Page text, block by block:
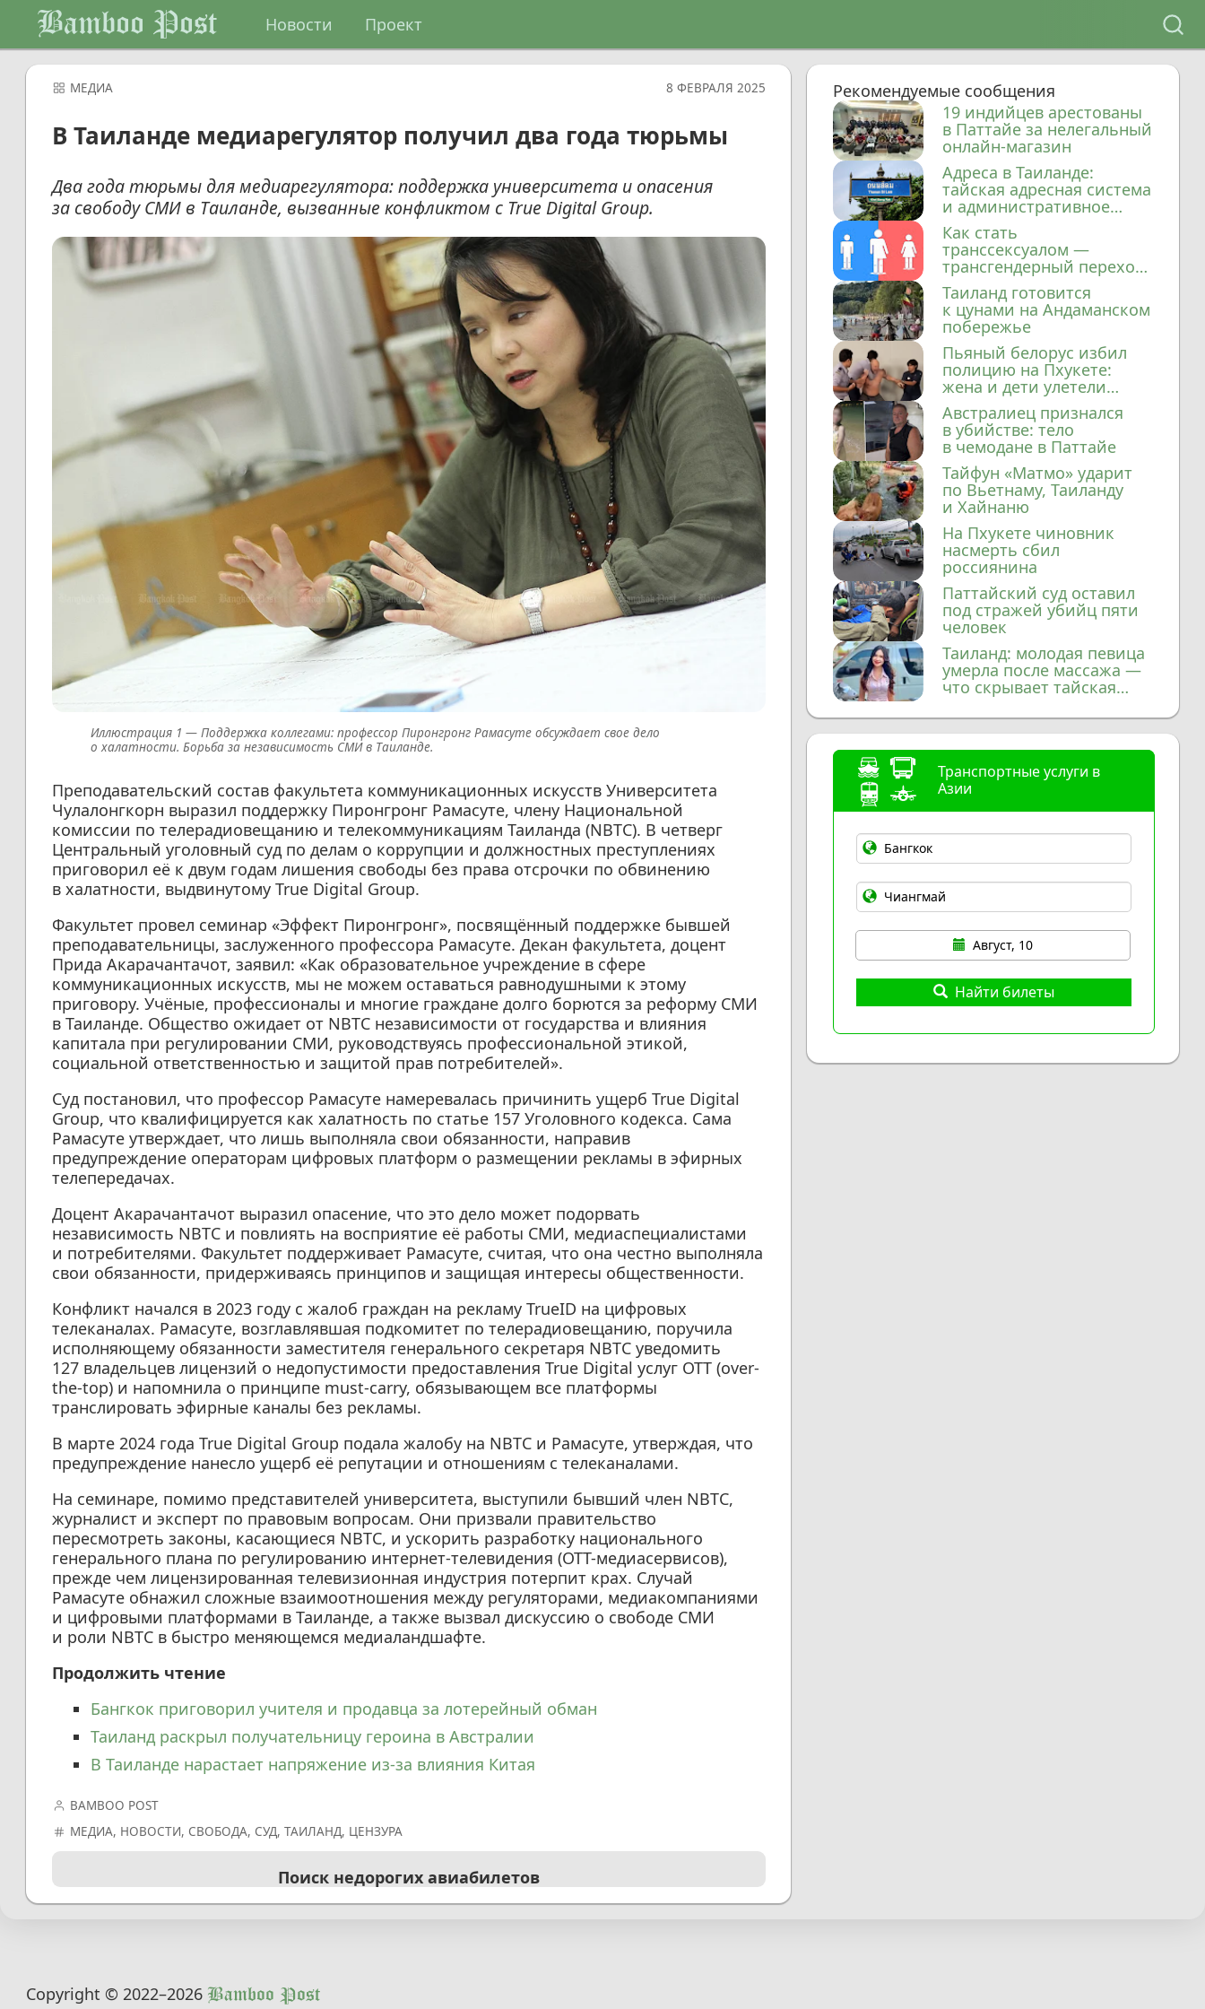
Bamboo Post Новости Проект
МЕДИА 8 ФЕВРАЛЯ 2025
В Таиланде медиарегулятор получил два года тюрьмы
Два года тюрьмы для медиарегулятора: поддержка университета и опасения
за свободу СМИ в Таиланде, вызванные конфликтом с True Digital Group.
Поддержка коллегами: профессор Пиронгронг Рамасуте обсуждает свое дело
о халатности. Борьба за независимость СМИ в Таиланде.
Преподавательский состав факультета коммуникационных искусств Университета
Чулалонгкорн выразил поддержку Пиронгронг Рамасуте, члену Национальной
комиссии по телерадиовещанию и телекоммуникациям Таиланда (NBTC). В четверг
Центральный уголовный суд по делам о коррупции и должностных преступлениях
приговорил её к двум годам лишения свободы без права отсрочки по обвинению
в халатности, выдвинутому True Digital Group.
Факультет провел семинар «Эффект Пиронгронг», посвящённый поддержке бывшей
преподавательницы, заслуженного профессора Рамасуте. Декан факультета, доцент
Прида Акарачантачот, заявил: «Как образовательное учреждение в сфере
коммуникационных искусств, мы не можем оставаться равнодушными к этому
приговору. Учёные, профессионалы и многие граждане долго борются за реформу СМИ
в Таиланде. Общество ожидает от NBTC независимости от государства и влияния
капитала при регулировании СМИ, руководствуясь профессиональной этикой,
социальной ответственностью и защитой прав потребителей».
Суд постановил, что профессор Рамасуте намеревалась причинить ущерб True Digital
Group, что квалифицируется как халатность по статье 157 Уголовного кодекса. Сама
Рамасуте утверждает, что лишь выполняла свои обязанности, направив
предупреждение операторам цифровых платформ о размещении рекламы в эфирных
телепередачах.
Доцент Акарачантачот выразил опасение, что это дело может подорвать
независимость NBTC и повлиять на восприятие её работы СМИ, медиаспециалистами
и потребителями. Факультет поддерживает Рамасуте, считая, что она честно выполняла
свои обязанности, придерживаясь принципов и защищая интересы общественности.
Конфликт начался в 2023 году с жалоб граждан на рекламу TrueID на цифровых
телеканалах. Рамасуте, возглавлявшая подкомитет по телерадиовещанию, поручила
исполняющему обязанности заместителя генерального секретаря NBTC уведомить
127 владельцев лицензий о недопустимости предоставления True Digital услуг OTT (over-
the-top) и напомнила о принципе must-carry, обязывающем все платформы
транслировать эфирные каналы без рекламы.
В марте 2024 года True Digital Group подала жалобу на NBTC и Рамасуте, утверждая, что
предупреждение нанесло ущерб её репутации и отношениям с телеканалами.
На семинаре, помимо представителей университета, выступили бывший член NBTC,
журналист и эксперт по правовым вопросам. Они призвали правительство
пересмотреть законы, касающиеся NBTC, и ускорить разработку национального
генерального плана по регулированию интернет-телевидения (OTT-медиасервисов),
прежде чем лицензированная телевизионная индустрия потерпит крах. Случай
Рамасуте обнажил сложные взаимоотношения между регуляторами, медиакомпаниями
и цифровыми платформами в Таиланде, а также вызвал дискуссию о свободе СМИ
и роли NBTC в быстро меняющемся медиаландшафте.
Продолжить чтение
Бангкок приговорил учителя и продавца за лотерейный обман
Таиланд раскрыл получательницу героина в Австралии
В Таиланде нарастает напряжение из-за влияния Китая
BAMBOO POST
МЕДИА, НОВОСТИ, СВОБОДА, СУД,ТАИЛАНД, ЦЕНЗУРА
Поиск недорогих авиабилетов
Рекомендуемые сообщения
19 индийцев арестованы
в Паттайе за нелегальный
онлайн-магазин
Адреса в Таиланде:
тайская адресная система
и административное
деление
Как стать
транссексуалом —
трансгендерный переход
в Таиланде
Таиланд готовится
к цунами на Андаманском
побережье
Пьяный белорус избил
полицию на Пхукете:
жена и дети улетели
домой
Австралиец признался
в убийстве: тело
в чемодане в Паттайе
Тайфун «Матмо» ударит
по Вьетнаму, Таиланду
и Хайнаню
На Пхукете чиновник
насмерть сбил
россиянина
Паттайский суд оставил
под стражей убийц пяти
человек
Таиланд: молодая певица
умерла после массажа —
что скрывает тайская
медицина?
Транспортные услуги в
Азии
Август, 10
Найти билеты
Copyright © 2022–2026 Bamboo Post